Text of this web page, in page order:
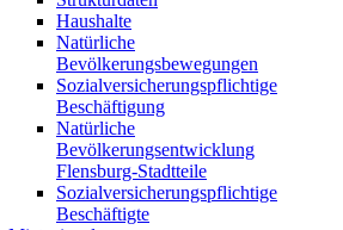
Haushalte
Natürliche
Bevölkerungsbewegungen
Sozialversicherungspflichtige
Beschäftigung
Natürliche
Bevölkerungsentwicklung
Flensburg-Stadtteile
Sozialversicherungspflichtige
Beschäftigte